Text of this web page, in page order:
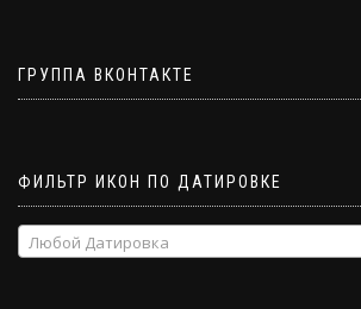
ГРУППА ВКОНТАКТЕ
ФИЛЬТР ИКОН ПО ДАТИРОВКЕ
Любой Датировка